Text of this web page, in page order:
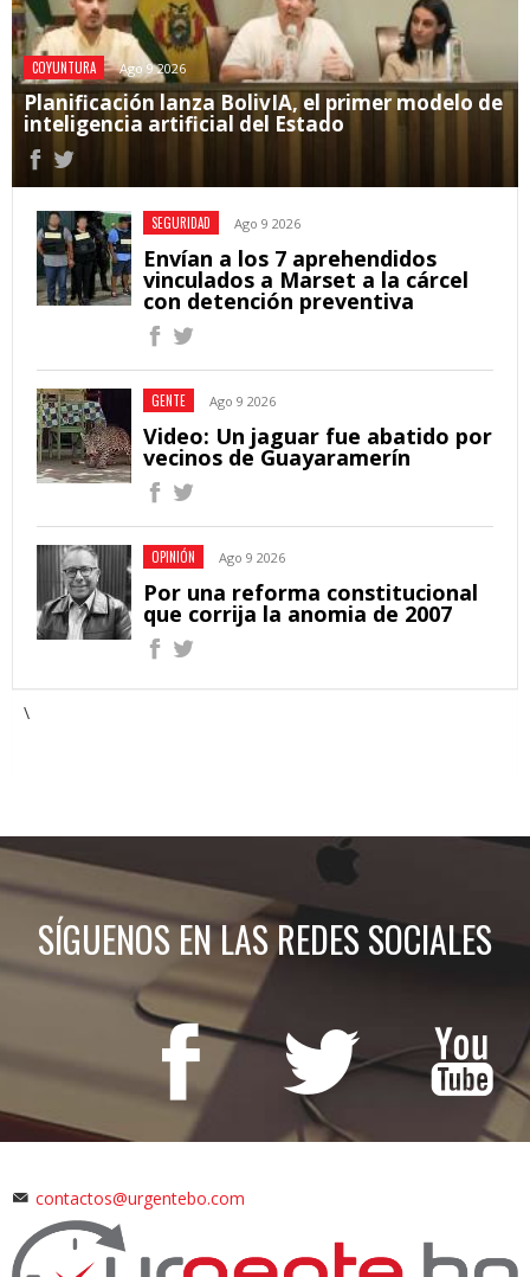
COYUNTURA Ago 9 2026
Planificación lanza BolivIA, el primer modelo de
inteligencia artificial del Estado
SEGURIDAD Ago 9 2026
Envían a los 7 aprehendidos
vinculados a Marset a la cárcel
con detención preventiva
GENTE Ago 9 2026
Video: Un jaguar fue abatido por
vecinos de Guayaramerín
OPINIÓN Ago 9 2026
Por una reforma constitucional
que corrija la anomia de 2007
\
SÍGUENOS EN LAS REDES SOCIALES
contactos@urgentebo.com